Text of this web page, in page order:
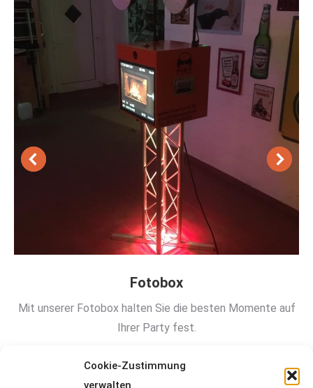
Cookie-Zustimmung
verwalten
Fotobox
Mit unserer Fotobox halten Sie die besten Momente auf
Ihrer Party fest.